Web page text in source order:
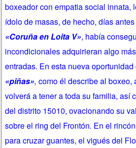
boxeador con empatia social innata,
ídolo de masas, de hecho, días
«Coruña en Loita V», había
incondicionales adquirieran algo
entradas. En esta nueva
«piñas»,como él describe al boxeo,
volverá a tener a toda su familia, así
del distrito 15010, ovacionando su
sobre el ring del Frontón. En el
para cruzar guantes, el vigués del